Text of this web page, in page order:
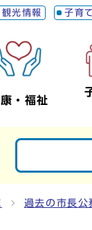
観光情報 子育
・福祉
過去の市長公